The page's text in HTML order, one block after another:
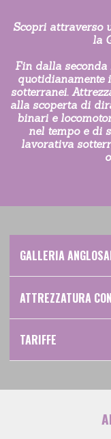
Scopri attraverso
la
Fin dalla
sotterranei.
alla scoperta di
binari e
nel tempo e di
lavorativa
GALLERIA
ATTREZZATURA
TARIFFE